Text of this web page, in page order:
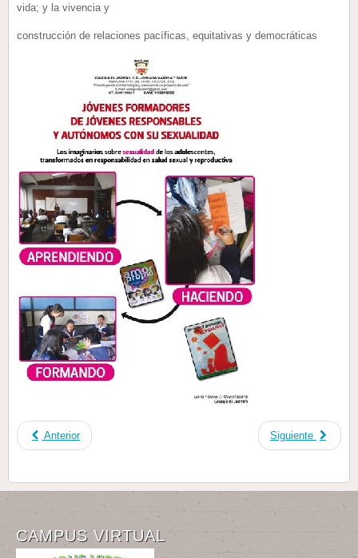
vida; y la vivencia y
construcción de relaciones pacíficas, equitativas y democráticas
Anterior Siguiente
CAMPUS VIRTUAL